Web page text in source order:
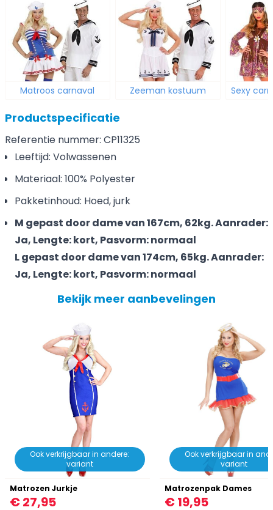
Matroos carnaval Zeeman kostuum Sexy
Productspecificatie
Referentie nummer: CP11325
Leeftijd: Volwassenen
Materiaal: 100% Polyester
Pakketinhoud: Hoed, jurk
M gepast door dame van 167cm, 62kg. Aanrader:
Ja, Lengte: kort, Pasvorm: normaal
L gepast door dame van 174cm, 65kg. Aanrader:
Ja, Lengte: kort, Pasvorm: normaal
Bekijk meer aanbevelingen
Ook verkrijgbaar in andere:
variant
Matrozen Jurkje
€ 27,95
Ook verkrijgbaar in
variant
Matrozenpak Dames
€ 19,95